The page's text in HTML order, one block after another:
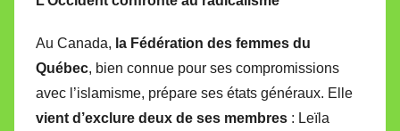
Au Canada, la Fédération des femmes du
Québec, bien connue pour ses compromissions
avec l’islamisme, prépare ses états généraux. Elle
vient d’exclure deux de ses membres : Leïla